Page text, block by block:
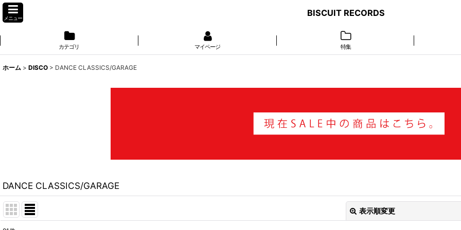
メニュー
BISCUIT RECORDS
カテゴリ マイページ 特集
ホーム > DISCO > DANCE CLASSICS/GARAGE
DANCE CLASSICS/GARAGE
表示順変更